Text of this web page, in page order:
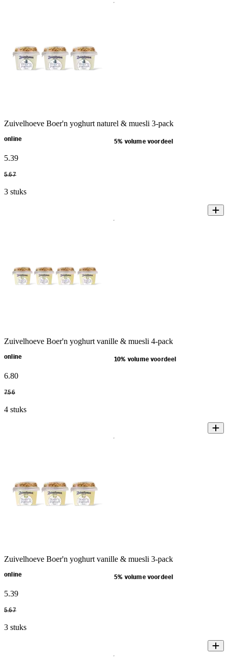
Zuivelhoeve Boer'n yoghurt naturel & muesli 3-pack
online 5% volume voordeel
5.39
5.67
3 stuks
Zuivelhoeve Boer'n yoghurt vanille & muesli 4-pack
online 10% volume voordeel
6.80
7.56
4 stuks
Zuivelhoeve Boer'n yoghurt vanille & muesli 3-pack
online 5% volume voordeel
5.39
5.67
3 stuks